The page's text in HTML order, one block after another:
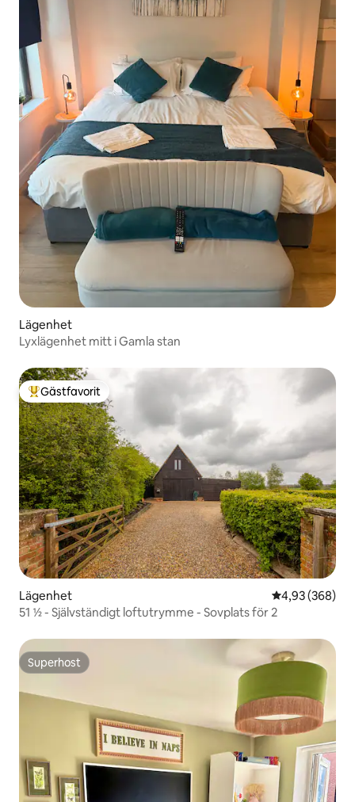
Lägenhet
Lyxlägenhet mitt i Gamla stan
Populär gästfavorit
Gästfavorit
Lägenhet 4,93 av 5 i
4,93 (368)
51 ½ - Självständigt loftutrymme - Sovplats för 2
Superhost
Superhost